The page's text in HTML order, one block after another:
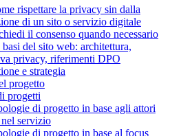
rispettare la privacy sin dalla
di un sito o servizio digitale
il consenso quando necessario
del sito web: architettura,
privacy, riferimenti DPO
e strategia
progetto
progetti
di progetto in base agli attori
servizio
di progetto in base al focus